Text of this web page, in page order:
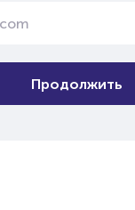
Продолжить